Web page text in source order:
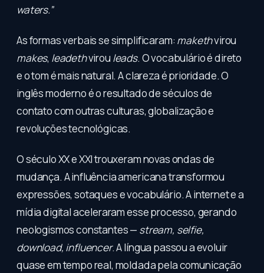
waters.”
As formas verbais se simplificaram: makethvirou
makes, leadethvirou leads. O vocabulário é direto
e o tom é mais natural. A clareza é prioridade. O
inglês moderno é o resultado de séculos de
contato com outras culturas, globalização e
revoluções tecnológicas.
O século XX e XXI trouxeram novas ondas de
mudança. A influência americana transformou
expressões, sotaques e vocabulário. A internet e a
mídia digital aceleraram esse processo, gerando
neologismos constantes — stream, selfie,
download, influencer. A língua passou a evoluir
quase em tempo real, moldada pela comunicação